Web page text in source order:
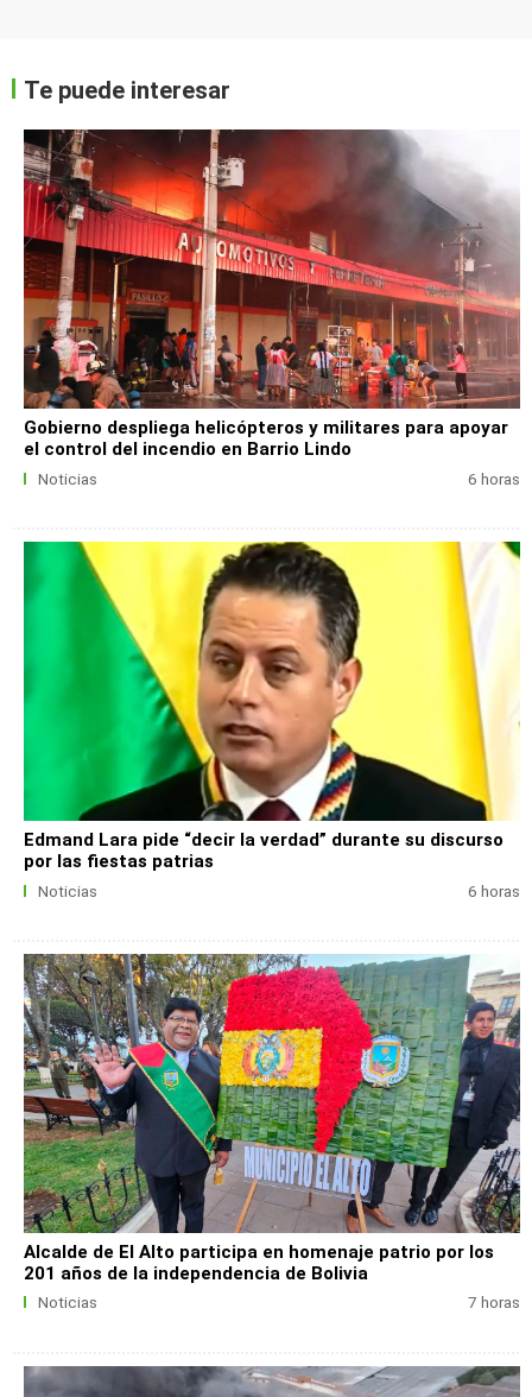
Te puede interesar
Gobierno despliega helicópteros y militares para apoyar
el control del incendio en Barrio Lindo
Noticias 6 horas
Edmand Lara pide “decir la verdad” durante su discurso
por las fiestas patrias
Noticias 6 horas
Alcalde de El Alto participa en homenaje patrio por los
201 años de la independencia de Bolivia
Noticias 7 horas